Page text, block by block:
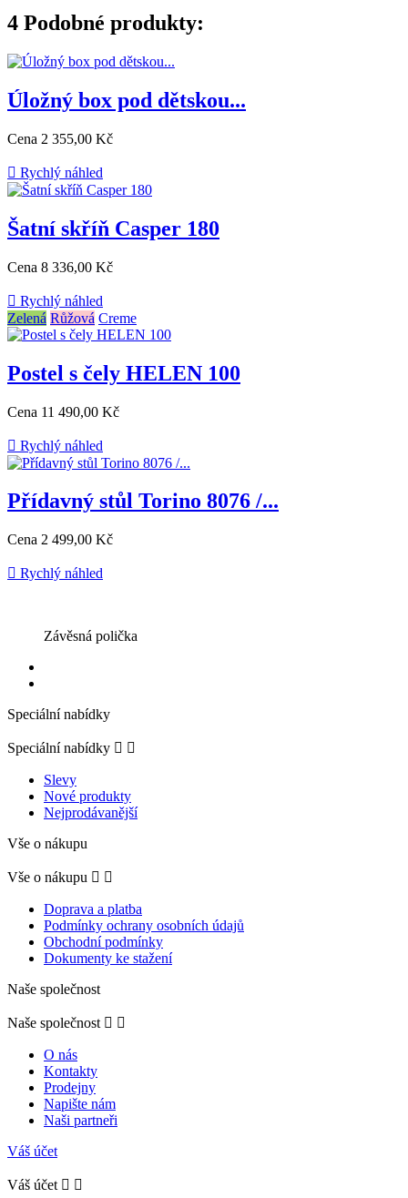
4 Podobné produkty:
Úložný box pod dětskou...
Cena 2 355,00 Kč
 Rychlý náhled
Šatní skříň Casper 180
Cena 8 336,00 Kč
 Rychlý náhled
Zelená Růžová Creme
Postel s čely HELEN 100
Cena 11 490,00 Kč
 Rychlý náhled
Přídavný stůl Torino 8076 /...
Cena 2 499,00 Kč
 Rychlý náhled
Závěsná polička
Speciální nabídky
Speciální nabídky  
Slevy
Nové produkty
Nejprodávanější
Vše o nákupu
Vše o nákupu  
Doprava a platba
Podmínky ochrany osobních údajů
Obchodní podmínky
Dokumenty ke stažení
Naše společnost
Naše společnost  
O nás
Kontakty
Prodejny
Napište nám
Naši partneři
Váš účet
Váš účet  